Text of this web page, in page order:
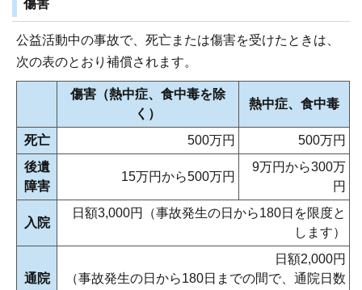
傷害
公益活動中の事故で、死亡または傷害を受けたときは、
次の表のとおり補償されます。
傷害（熱中症、食中毒を除
く）
熱中症、食中毒
死亡 500万円
500万円
後遺
障害
15万円から500万円
9万円から300万
円
入院
日額3,000円（事故発生の日から180日を限度と
します）
通院
日額2,000円
（事故発生の日から180日までの間で、通院日数